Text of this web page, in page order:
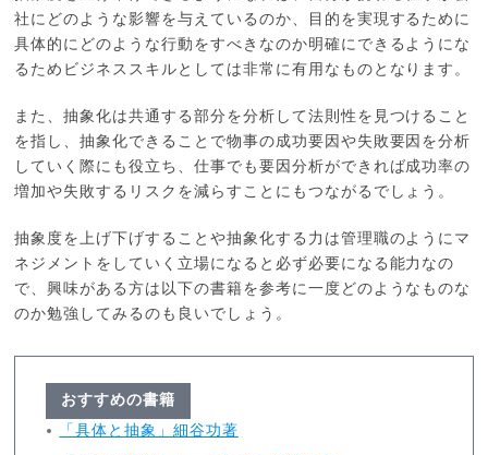
社にどのような影響を与えているのか、目的を実現するために
具体的にどのような行動をすべきなのか明確にできるようにな
るためビジネススキルとしては非常に有用なものとなります。
また、抽象化は共通する部分を分析して法則性を見つけること
を指し、抽象化できることで物事の成功要因や失敗要因を分析
していく際にも役立ち、仕事でも要因分析ができれば成功率の
増加や失敗するリスクを減らすことにもつながるでしょう。
抽象度を上げ下げすることや抽象化する力は管理職のようにマ
ネジメントをしていく立場になると必ず必要になる能力なの
で、興味がある方は以下の書籍を参考に一度どのようなものな
のか勉強してみるのも良いでしょう。
おすすめの書籍
「具体と抽象」細谷功著